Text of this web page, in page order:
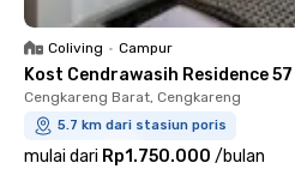
Coliving • Campur
Kost Cendrawasih Residence
Cengkareng Barat, Cengkareng
5.7 km dari stasiun poris
mulai dari Rp1.750.000 /bulan